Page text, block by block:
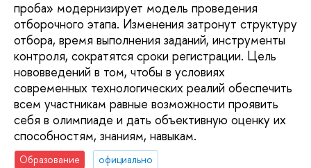
проба» модернизирует модель проведения
отборочного этапа. Изменения затронут структуру
отбора, время выполнения заданий, инструменты
контроля, сократятся сроки регистрации. Цель
нововведений в том, чтобы в условиях
современных технологических реалий обеспечить
всем участникам равные возможности проявить
себя в олимпиаде и дать объективную оценку их
способностям, знаниям, навыкам.
Образование
официально